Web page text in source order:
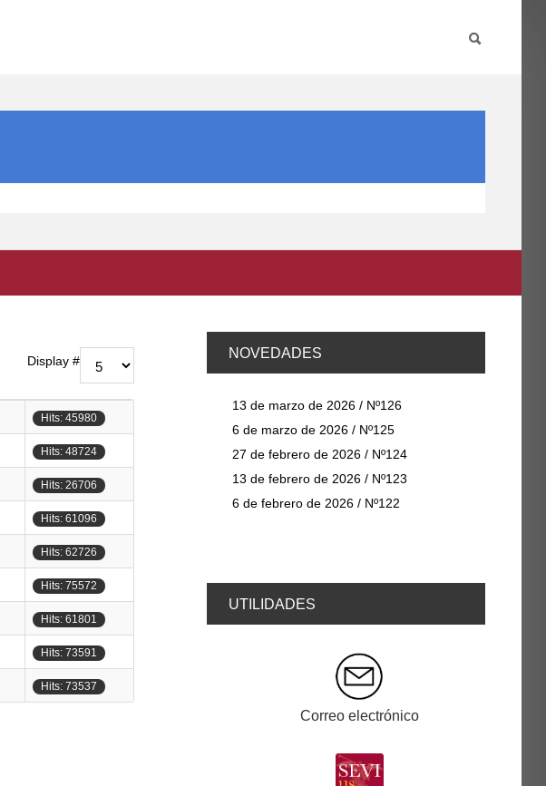
Display #
Hits: 45980
Hits: 48724
Hits: 26706
Hits: 61096
Hits: 62726
Hits: 75572
Hits: 61801
Hits: 73591
Hits: 73537
NOVEDADES
13 de marzo de 2026 / Nº126
6 de marzo de 2026 / Nº125
27 de febrero de 2026 / Nº124
13 de febrero de 2026 / Nº123
6 de febrero de 2026 / Nº122
UTILIDADES
Correo electrónico